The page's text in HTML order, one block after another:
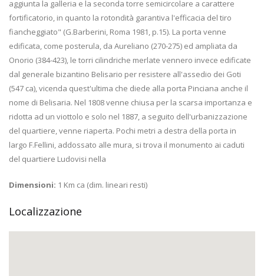
aggiunta la galleria e la seconda torre semicircolare a carattere
fortificatorio, in quanto la rotondità garantiva l'efficacia del tiro
fiancheggiato" (G.Barberini, Roma 1981, p.15). La porta venne
edificata, come posterula, da Aureliano (270-275) ed ampliata da
Onorio (384-423), le torri cilindriche merlate vennero invece edificate
dal generale bizantino Belisario per resistere all'assedio dei Goti
(547 ca), vicenda quest'ultima che diede alla porta Pinciana anche il
nome di Belisaria. Nel 1808 venne chiusa per la scarsa importanza e
ridotta ad un viottolo e solo nel 1887, a seguito dell'urbanizzazione
del quartiere, venne riaperta. Pochi metri a destra della porta in
largo F.Fellini, addossato alle mura, si trova il monumento ai caduti
del quartiere Ludovisi nella
Dimensioni: 1 Km ca (dim. lineari resti)
Localizzazione